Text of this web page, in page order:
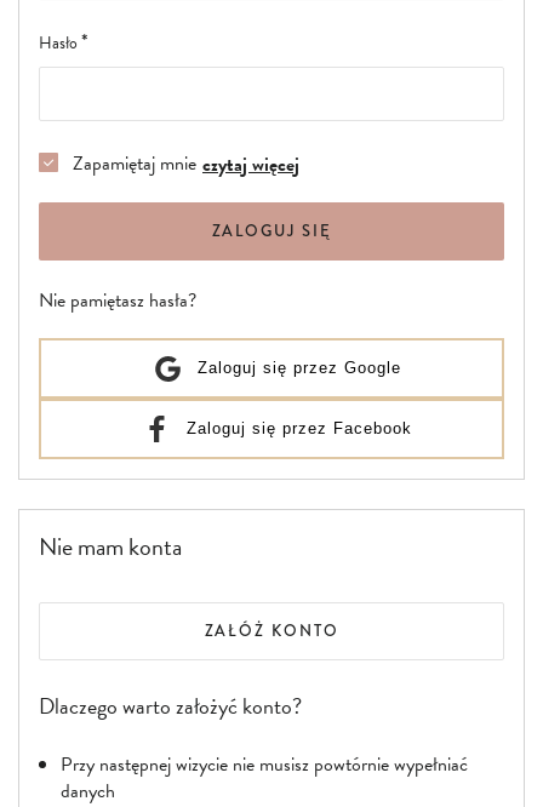
Hasło
Zapamiętaj mnie czytaj więcej
ZALOGUJ SIĘ
Nie pamiętasz hasła?
Zaloguj się przez Google
Zaloguj się przez Facebook
Nie mam konta
ZAŁÓŻ KONTO
Dlaczego warto założyć konto?
Przy następnej wizycie nie musisz powtórnie wypełniać
danych